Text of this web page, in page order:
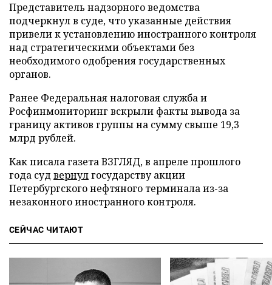
Представитель надзорного ведомства
подчеркнул в суде, что указанные действия
привели к установлению иностранного контроля
над стратегическими объектами без
необходимого одобрения государственных
органов.
Ранее Федеральная налоговая служба и
Росфинмониторинг вскрыли факты вывода за
границу активов группы на сумму свыше 19,3
млрд рублей.
Как писала газета ВЗГЛЯД, в апреле прошлого
года суд вернулгосударству акции
Петербургского нефтяного терминала из-за
незаконного иностранного контроля.
СЕЙЧАС ЧИТАЮТ